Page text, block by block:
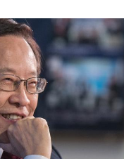
一位低調卻深遠影響台